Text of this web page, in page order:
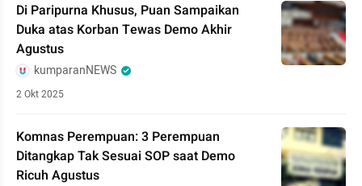
Di Paripurna Khusus, Puan Sampaikan
Duka atas Korban Tewas Demo Akhir
Agustus
kumparanNEWS
2 Okt 2025
Komnas Perempuan: 3 Perempuan
Ditangkap Tak Sesuai SOP saat Demo
Ricuh Agustus